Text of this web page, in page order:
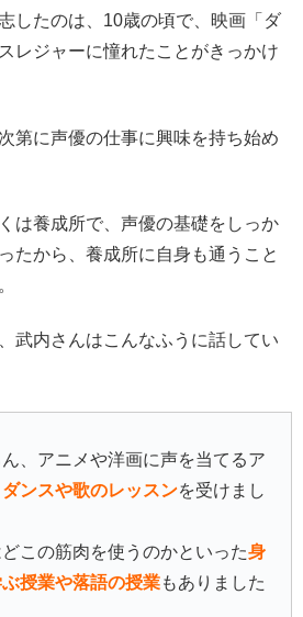
したのは、10歳の頃で、映画「ダ
レジャーに憧れたことがきっかけ
第に声優の仕事に興味を持ち始め
は養成所で、声優の基礎をしっか
たから、養成所に自身も通うこと
武内さんはこんなふうに話してい
ん、アニメや洋画に声を当てるア
ダンスや歌のレッスンを受けまし
この筋肉を使うのかといった身
授業や落語の授業もありました